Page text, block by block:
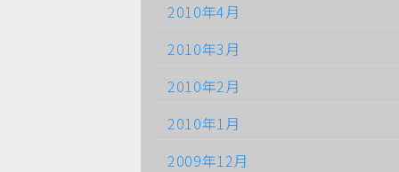
2010年4月
2010年3月
2010年2月
2010年1月
2009年12月